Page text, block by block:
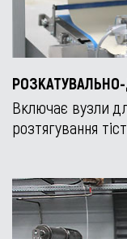
Включає вузли
розтягування